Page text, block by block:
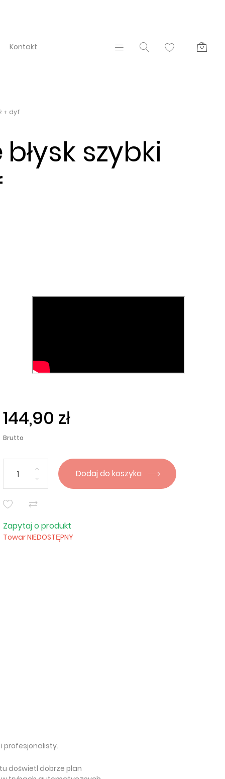
Kontakt
+ dyf
błysk szybki
144,90 zł
Brutto
Dodaj do koszyka
Zapytaj o produkt
Towar NIEDOSTĘPNY
profesjonalisty.
doświetl dobrze plan